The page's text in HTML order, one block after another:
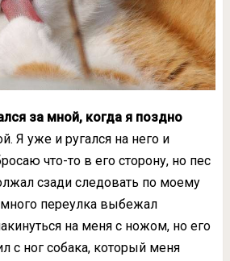
за мной, когда я поздно
Я уже и ругался на него и
что-то в его сторону, но пес
сзади следовать по моему
переулка выбежал
на меня с ножом, но его
с ног собака, который меня